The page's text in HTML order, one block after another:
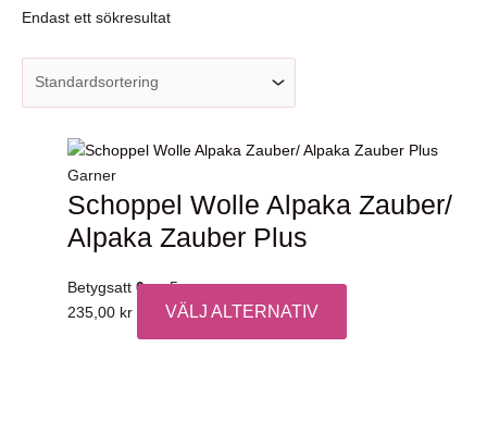
Endast ett sökresultat
Garner
Schoppel Wolle Alpaka Zauber/
Alpaka Zauber Plus
Betygsatt 0av 5
235,00 kr VÄLJ ALTERNATIV
här